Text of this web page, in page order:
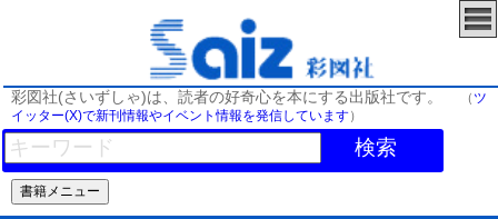
彩図社(さいずしゃ)は、読者の好奇心を本にする出版社です。 （ ツ
イッター(X)で新刊情報やイベント情報を発信しています）
検索